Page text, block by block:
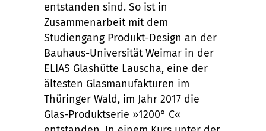
entstanden sind. So ist in
Zusammenarbeit mit dem
Studiengang Produkt-Design an der
Bauhaus-Universität Weimar in der
ELIAS Glashütte Lauscha, eine der
ältesten Glasmanufakturen im
Thüringer Wald, im Jahr 2017 die
Glas-Produktserie »1200° C«